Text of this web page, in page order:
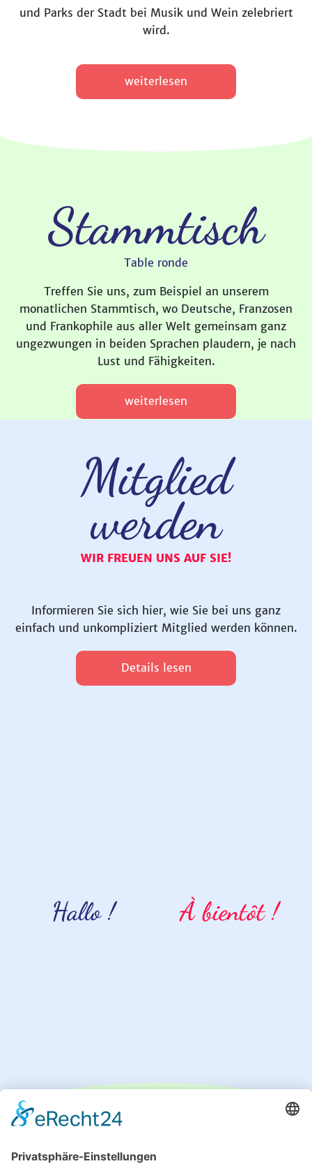
und Parks der Stadt bei Musik und Wein zelebriert
wird.
weiterlesen
Stammtisch
Table ronde
Treffen Sie uns, zum Beispiel an unserem
monatlichen Stammtisch, wo Deutsche, Franzosen
und Frankophile aus aller Welt gemeinsam ganz
ungezwungen in beiden Sprachen plaudern, je nach
Lust und Fähigkeiten.
weiterlesen
Mitglied
werden
WIR FREUEN UNS AUF SIE!
Informieren Sie sich hier, wie Sie bei uns ganz
einfach und unkompliziert Mitglied werden können.
Details lesen
Hallo ! À bientôt !